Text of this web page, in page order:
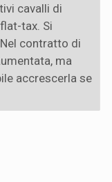
cavalli di
tax. Si
contratto di
ma
accrescerla se